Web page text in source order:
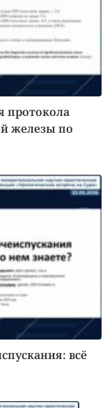
протокола
железы по
всё